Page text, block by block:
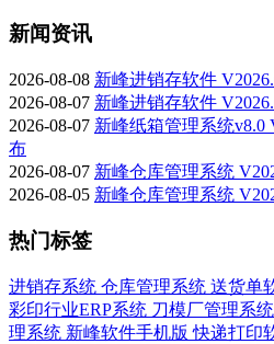
新闻资讯
2026-08-08 新峰进销存软件
2026-08-07 新峰进销存软件
2026-08-07 新峰纸箱管理系统v8.0
布
2026-08-07 新峰仓库管理系统
2026-08-05 新峰仓库管理系统
热门标签
进销存系统 仓库管理系统 送货单
彩印行业ERP系统 刀模厂管理系统
理系统 新峰软件手机版快递打印